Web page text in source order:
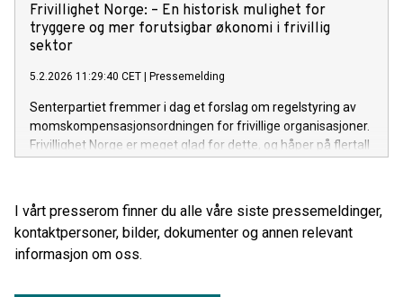
Frivillighet Norge: – En historisk mulighet for
tryggere og mer forutsigbar økonomi i frivillig
sektor
5.2.2026 11:29:40 CET Pressemelding
Senterpartiet fremmer i dag et forslag om regelstyring av
momskompensasjonsordningen for frivillige organisasjoner.
Frivillighet Norge er meget glad for dette, og håper på flertall
I vårt presserom finner du alle våre siste pressemeldinger,
kontaktpersoner, bilder, dokumenter og annen relevant
informasjon om oss.